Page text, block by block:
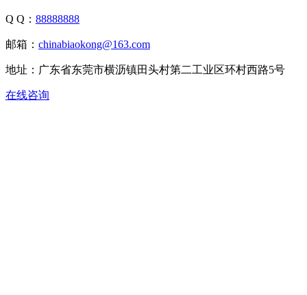
Q Q： 88888888
邮箱： chinabiaokong@163.com
地址：广东省东莞市横沥镇田头村第二工业区环村西路5号
在线咨询